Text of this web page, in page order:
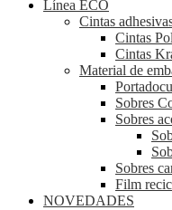
Línea ECO
Cintas
Cintas
Cintas
Material de
Sobres
Sobres
Sobres
Film
NOVEDADES